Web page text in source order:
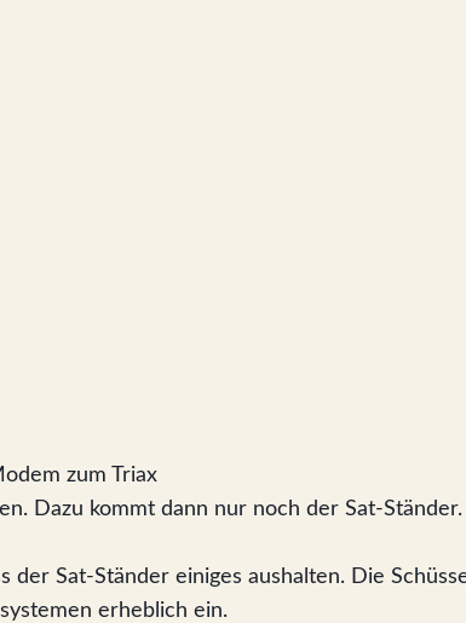
zum Triax
Dazu kommt dann nur noch der Sat-Ständer.
Sat-Ständer einiges aushalten. Die
erheblich ein.